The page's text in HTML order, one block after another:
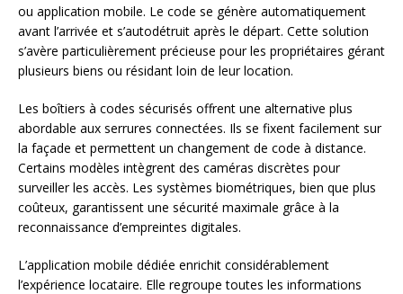
ou application mobile. Le code se génère automatiquement
avant l’arrivée et s’autodétruit après le départ. Cette solution
s’avère particulièrement précieuse pour les propriétaires gérant
plusieurs biens ou résidant loin de leur location.
Les boîtiers à codes sécurisés offrent une alternative plus
abordable aux serrures connectées. Ils se fixent facilement sur
la façade et permettent un changement de code à distance.
Certains modèles intègrent des caméras discrètes pour
surveiller les accès. Les systèmes biométriques, bien que plus
coûteux, garantissent une sécurité maximale grâce à la
reconnaissance d’empreintes digitales.
L’application mobile dédiée enrichit considérablement
l’expérience locataire. Elle regroupe toutes les informations